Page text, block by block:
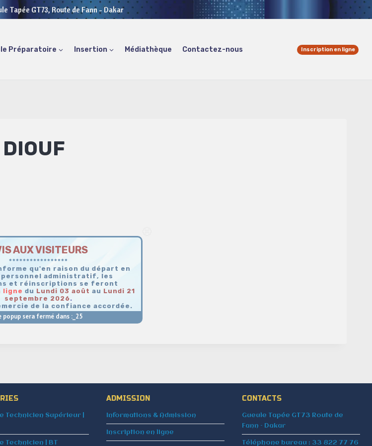
Tapée GT73, Route de Fann - Dakar
Préparatoire Insertion Médiathèque Contactez-nous Inscription en ligne
Technicien Supérieur |
Technicien | BT
ADMISSION
Informations & Admission
Inscription en ligne
CONTACTS
Gueule Tapée GT73 Route de
Fann – Dakar
Téléphone bureau : 33 822 77 76
popup sera fermé dans :_ 25
AUX VISITEURS
*****************
qu'en raison du départ en
personnel administratif, les
et réinscriptions se feront
ligne du Lundi 03 août au Lundi 21
septembre 2026.
de la confiance accordée.